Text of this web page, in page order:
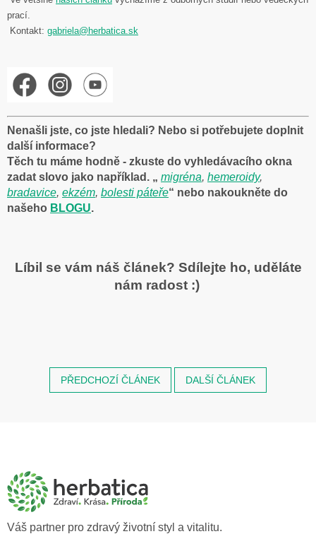
prací
Kontakt: gabriela@herbatica.sk
Nenašli jste, co jste hledali? Nebo si potřebujete doplnit
další informace?
Těch tu máme hodně - zkuste do vyhledávacího okna
zadat slovo jako například. „ migréna, hemeroidy,
bradavice, ekzém, bolesti páteře“ nebo nakoukněte do
našeho BLOGU.
Líbil se vám náš článek? Sdílejte ho, uděláte
nám radost :)
PŘEDCHOZÍ ČLÁNEK DALŠÍ ČLÁNEK
a
Váš partner pro zdravý životní styl a vitalitu.